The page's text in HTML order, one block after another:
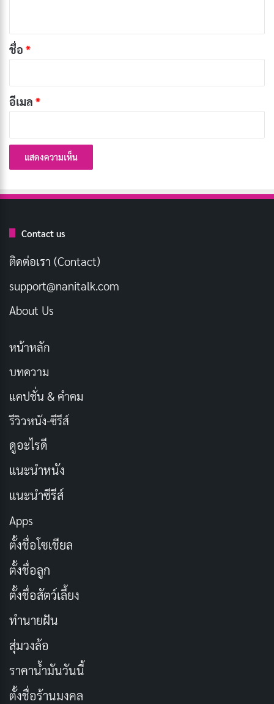
[รีวิว-เรื่องย่อ] Doctor-X the Movie (2024) ปิด
3 ซีรีส์วัยรุ่นที่หมดพลัง
คลานแบบไม่ต้องเร่ง
ในภาษาไทย เรามักเรียกการคอมเพลนว่า “การบ่น” “การ
แสดงออกถึงความไม่พอใจหรือความรู้สึกเชิงลบต่อสิ่งใดสิ่ง
หนึ่ง อย่างไรก็ตาม ในโลกของธุรกิจสมัยใหม่ เราควรมอง
(Feedback) ที่มีค่าซึ่งช่วยให้เราปรับปรุงและพัฒนาธุรกิจ
ได้
นอกจากนี้ การคอมเพลนยังแสดงให้เห็นถึงการมีส่วนร่วม
ของลูกค้า (Customer Engagement) เพราะลูกค้าที่คอมเพ
ลนส่วนใหญ่ยังคงต้องการใช้สินค้าหรือบริการของเรา แต่
ต้องการให้มีการปรับปรุงแก้ไข หากธุรกิจสามารถจัดการกับ
คอมเพลนได้อย่างดี อาจเปลี่ยนลูกค้าที่ไม่พอใจให้กลาย
เป็นลูกค้าที่ภักดี
ต่อไปได้
สิ่งที่น่าสนใจคือ การวิจัยพบว่า ลูกค้าส่วนใหญ่ที่ไม่พอใจมัก
จะไม่คอมเพลน แต่เลือกที่จะเปลี่ยนไปใช้บริการของคู่แข่ง
แทน ดังนั้น เมื่อมีลูกค้าคอมเพลน ถือเป็นโอกาสอันมีค่าที่
*
ชื่อ *
อีเมล *
Contact us
ติดต่อเรา (Contact)
support@nanitalk.com
About Us
หน้าหลัก
บทความ
แคปชั่น & คำคม
รีวิวหนัง-ซีรีส์
ดูอะไรดี
แนะนำหนัง
แนะนำซีรีส์
Apps
ตั้งชื่อโซเชียล
ตั้งชื่อลูก
ตั้งชื่อสัตว์เลี้ยง
ทำนายฝัน
สุ่มวงล้อ
ราคาน้ำมันวันนี้
ตั้งชื่อร้านมงคล